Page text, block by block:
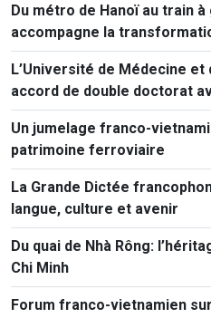
Du métro de Hanoï au train
accompagne la
vietnamienne
L’Université de Médecine
accord de double doctorat
Un jumelage franco-
patrimoine ferroviaire
La Grande Dictée
langue, culture et avenir
Du quai de Nhà Rông:
Chi Minh
Forum franco-vietnamien